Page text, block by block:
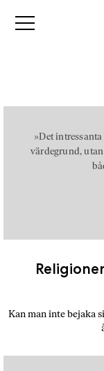
»Det
värdegrund,
Kan man inte bejaka